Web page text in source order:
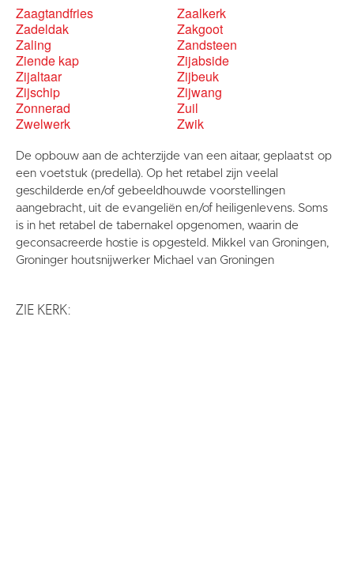
Zaagtandfries
Zaalkerk
Zadeldak
Zakgoot
Zaling
Zandsteen
Ziende kap
Zijabside
Zijaltaar
Zijbeuk
Zijschip
Zijwang
Zonnerad
Zuil
Zwelwerk
Zwik
De opbouw aan de achterzijde van een aitaar, geplaatst op
een voetstuk (predella). Op het retabel zijn veelal
geschilderde en/of gebeeldhouwde voorstellingen
aangebracht, uit de evangeliën en/of heiligenlevens. Soms
is in het retabel de tabernakel opgenomen, waarin de
geconsacreerde hostie is opgesteld. Mikkel van Groningen,
Groninger houtsnijwerker Michael van Groningen
ZIE KERK: